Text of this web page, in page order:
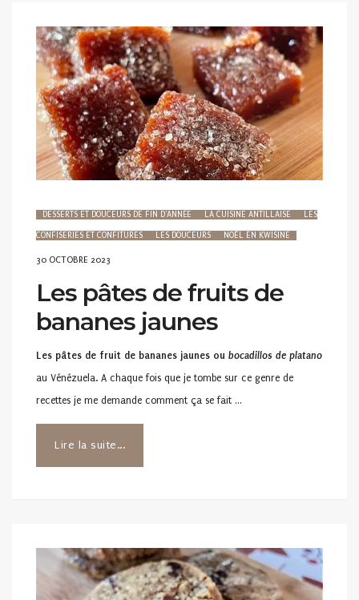
DESSERTS ET DOUCEURS DE FIN D'ANNÉE LA CUISINE ANTILLAISE LES
CONFISERIES ET CONFITURES LES DOUCEURS NOËL EN KWISINE
POSTED
30 OCTOBRE 2023
Les pâtes de fruits de
bananes jaunes
Les pâtes de fruit de bananes jaunes ou bocadillos de platano
au Vénézuela. A chaque fois que je tombe sur ce genre de
recettes je me demande comment ça se fait …
Lire la suite...